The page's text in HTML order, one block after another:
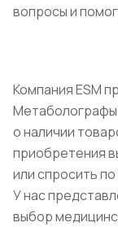
вопросы и
Компания ESM
о наличии
приобретения
или спросить
У нас
выбор